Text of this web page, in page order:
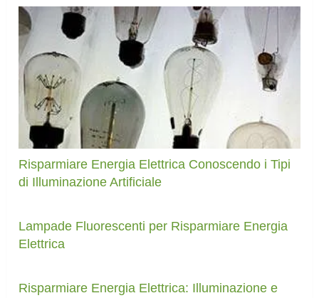
Risparmiare Energia Elettrica Conoscendo i Tipi
di Illuminazione Artificiale
Lampade Fluorescenti per Risparmiare Energia
Elettrica
Risparmiare Energia Elettrica: Illuminazione e